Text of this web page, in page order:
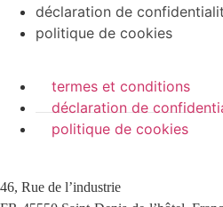
déclaration de
politique de cookies
termes et conditions
déclaration de
politique de cookies
46, Rue de l’industrie